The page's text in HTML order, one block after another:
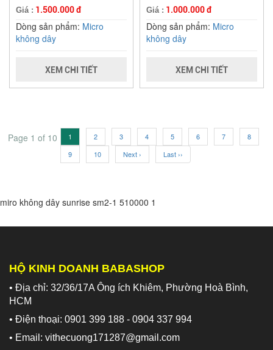
Giá : 1.500.000 đ
Dòng sản phẩm: Micro
không dây
XEM CHI TIẾT
Giá : 1.000.000 đ
Dòng sản phẩm: Micro
không dây
XEM CHI TIẾT
Page 1 of 10 1 2 3 4 5 6 7
8
9
10 Next › Last ››
miro không dây sunrise sm2-1 510000 1
HỘ KINH DOANH BABASHOP
• Địa chỉ: 32/36/17A Ông ích Khiêm, Phường Hoà Bình,
HCM
• Điện thoại: 0901 399 188 - 0904 337 994
• Email: vithecuong171287@gmail.com